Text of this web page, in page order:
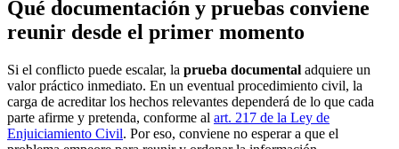
Qué documentación y pruebas conviene
reunir desde el primer momento
Si el conflicto puede escalar, la prueba documental adquiere un
valor práctico inmediato. En un eventual procedimiento civil, la
carga de acreditar los hechos relevantes dependerá de lo que cada
parte afirme y pretenda, conforme al art. 217 de la Ley de
Enjuiciamiento Civil. Por eso, conviene no esperar a que el